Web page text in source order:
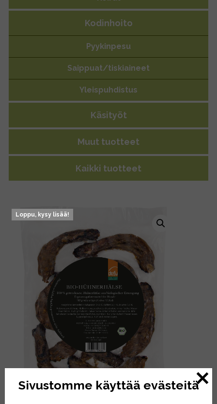
Kodinhoito
Pyykinpesu
Saippuat/tiskiaineet
Yleispuhdistus
Käsityöt
Muut tuotteet
Kaikki tuotteet
Loppu, kysy lisää!
Sivustomme käyttää evästeitä